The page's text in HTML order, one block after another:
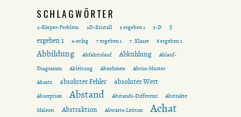
SCHLAGWÖRTER
2-Körper-Problem 2D-Kristall 3 ergeben 1 3-D
5
ergeben 1
6-eckig 7 ergeben 1 7. Klasse 8 ergeben 1
Abbildung Abfahrtslauf Abkühlung
Ablauf-
Diagramm
Ableitung Abnehmen
Abriss-Muster
Absatz
absoluter Fehler absoluter Wert
Absorption Abstand Abstands-Differenz
Abstrakte
Malerei
Abstraktion Abwärts-Leitton Achat